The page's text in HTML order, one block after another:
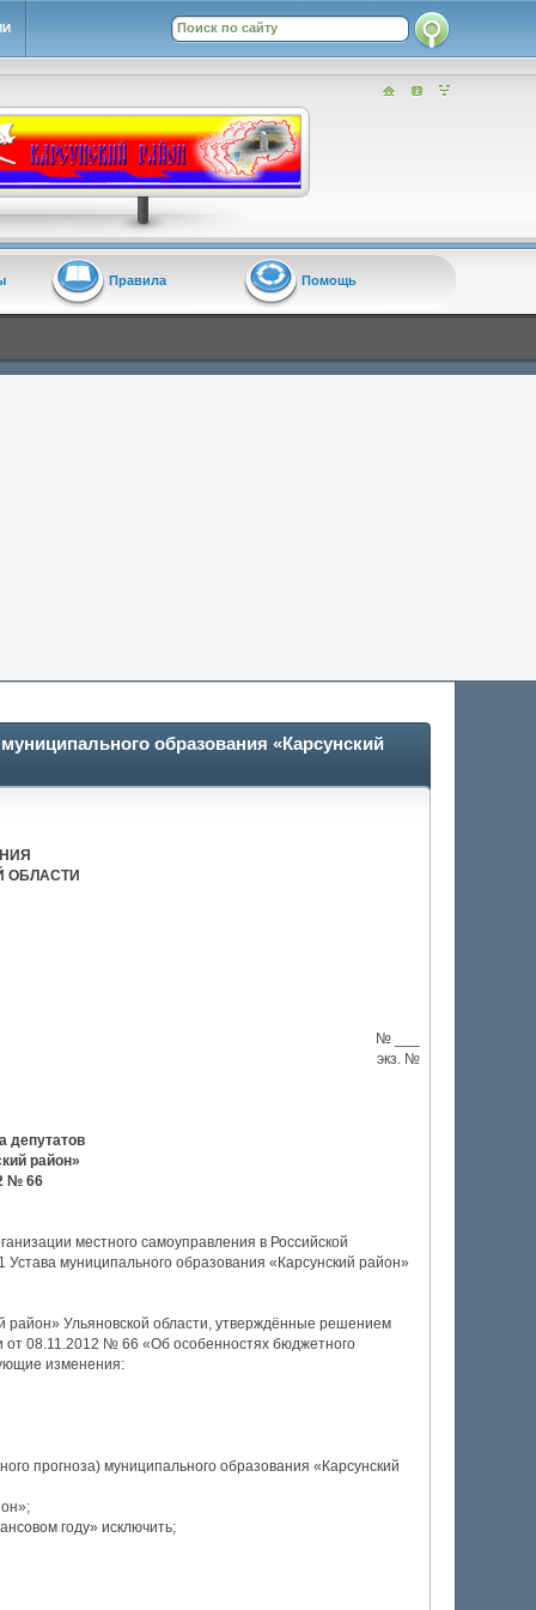
Правила Помощь
образования «Карсунский
ОБЛАСТИ
№ ___
экз. №
депутатов
район»
№ 66
местного самоуправления в Российской
муниципального образования «Карсунский район»
район» Ульяновской области, утверждённые решением
от 08.11.2012 № 66 «Об особенностях бюджетного
изменения:
прогноза) муниципального образования «Карсунский
году» исключить;